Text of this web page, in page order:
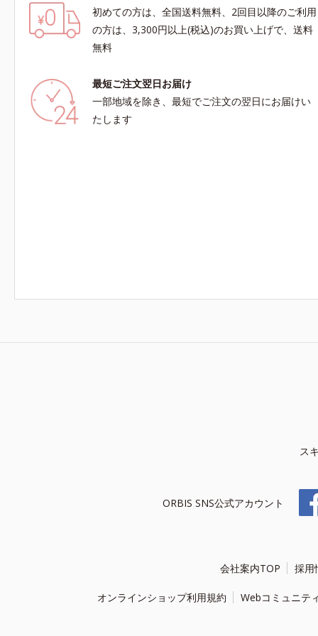
初めての方は、全国送料無料、2回目以降のご利用
の方は、3,300円以上(税込)のお買い上げで、送料
無料
最短ご注文翌日お届け
一部地域を除き、最短でご注文の翌日にお届けい
たします
ス
ORBIS SNS公式アカウント
会社案内TOP 採用
オンラインショップ利用規約 Webコミュニテ